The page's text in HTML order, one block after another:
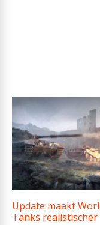
Update maakt
Tanks realistischer